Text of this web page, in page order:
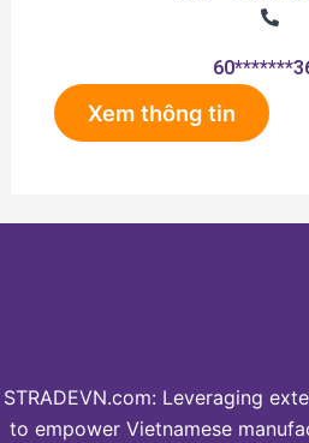
Xem thông tin
STRADEVN.com: Leveraging
to empower Vietnamese